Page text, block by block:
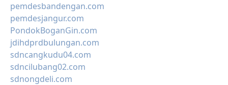
pemdesbandengan.com
pemdesjangur.com
PondokBoganGin.com
jdihdprdbulungan.com
sdncangkudu04.com
sdncilubang02.com
sdnongdeli.com